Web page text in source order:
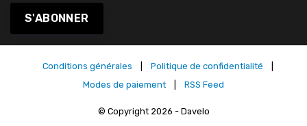
S'ABONNER
Conditions générales Politique de confidentialité
Modes de paiement
RSS Feed
© Copyright 2026 - Davelo